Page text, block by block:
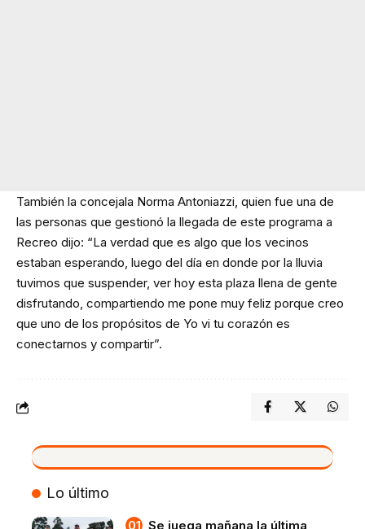
También la concejala Norma Antoniazzi, quien fue una de
las personas que gestionó la llegada de este programa a
Recreo dijo: “La verdad que es algo que los vecinos
estaban esperando, luego del día en donde por la lluvia
tuvimos que suspender, ver hoy esta plaza llena de gente
disfrutando, compartiendo me pone muy feliz porque creo
que uno de los propósitos de Yo vi tu corazón es
conectarnos y compartir”.
VIVO
Lo último
Se juega mañana la última